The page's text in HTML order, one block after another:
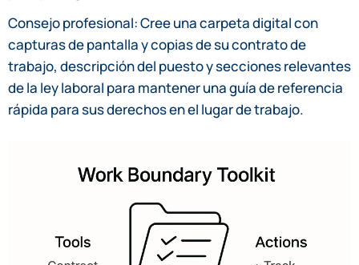
Consejo profesional: Cree una carpeta digital con
capturas de pantalla y copias de su contrato de
trabajo, descripción del puesto y secciones relevantes
de la ley laboral para mantener una guía de referencia
rápida para sus derechos en el lugar de trabajo.